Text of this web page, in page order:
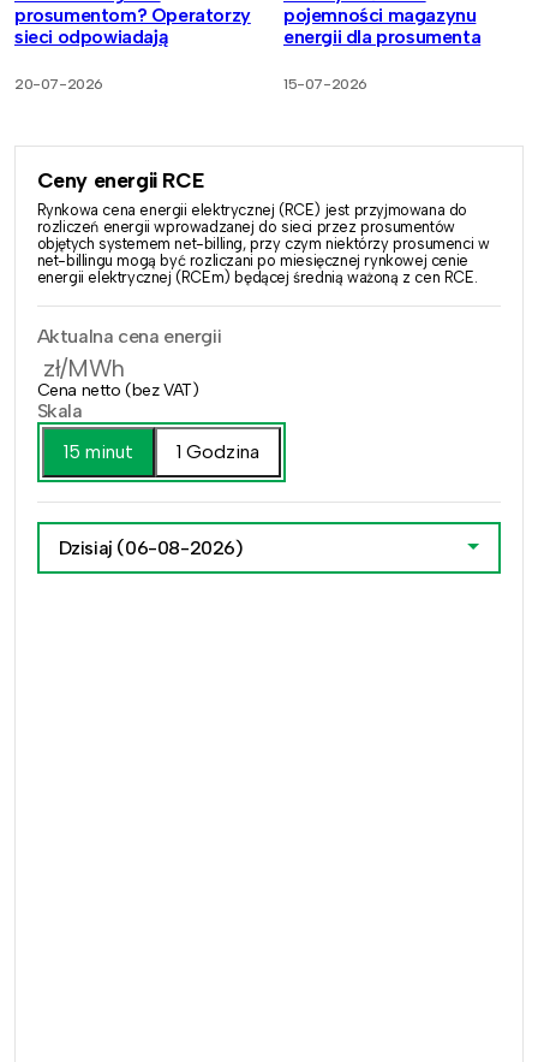
prosumentom? Operatorzy
sieci odpowiadają
20-07-2026
pojemności magazynu
energii dla prosumenta
15-07-2026
Ceny energii RCE
Rynkowa cena energii elektrycznej (RCE) jest przyjmowana do
rozliczeń energii wprowadzanej do sieci przez prosumentów
objętych systemem net-billing, przy czym niektórzy prosumenci w
net-billingu mogą być rozliczani po miesięcznej rynkowej cenie
energii elektrycznej (RCEm) będącej średnią ważoną z cen RCE.
Aktualna cena energii
zł/MWh
Cena netto (bez VAT)
Skala
15 minut
1 Godzina
Dzisiaj (06-08-2026)